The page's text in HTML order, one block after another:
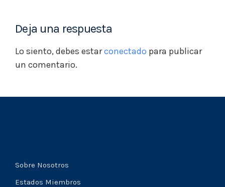
Deja una respuesta
Lo siento, debes estarconectado para publicar
un comentario.
Sobre Nosotros
Estados Miembros